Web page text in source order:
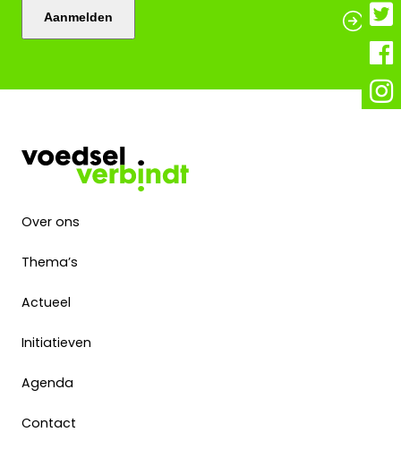
Aanmelden
Over ons
Thema’s
Actueel
Initiatieven
Agenda
Contact